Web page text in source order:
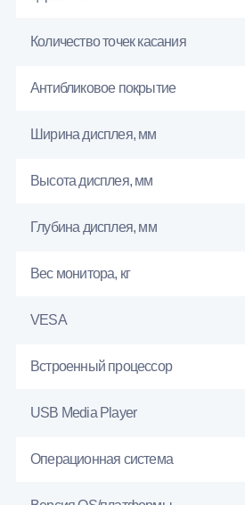
Количество точек касания
Антибликовое покрытие
Ширина дисплея, мм
Высота дисплея, мм
Глубина дисплея, мм
Вес монитора, кг
VESA
Встроенный процессор
USB Media Player
Операционная система